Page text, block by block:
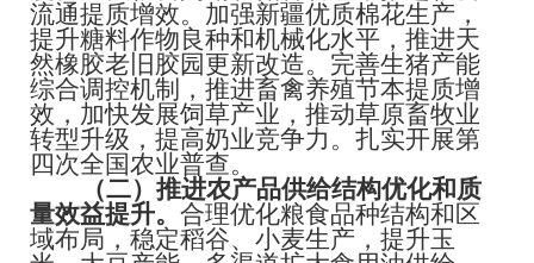
流通提质增效。加强新疆优质棉花生产，
提升糖料作物良种和机械化水平，推进天
然橡胶老旧胶园更新改造。完善生猪产能
综合调控机制，推进畜禽养殖节本提质增
效，加快发展饲草产业，推动草原畜牧业
转型升级，提高奶业竞争力。扎实开展第
四次全国农业普查。
（二）推进农产品供给结构优化和质
量效益提升。 合理优化粮食品种结构和区
域布局，稳定稻谷、小麦生产，提升玉